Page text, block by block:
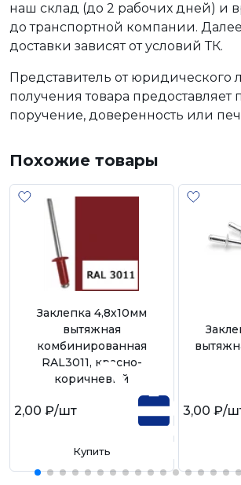
наш склад (до 2 рабочих дней) и
до транспортной компании.
доставки зависят от условий ТК.
Представитель от юридического
получения товара предоставляет
поручение, доверенность или
Похожие товары
Заклепка 4,8х10мм
вытяжная
комбинированная
RAL3011, красно-
коричневый
2,00 ₽/шт
Купить
3,00 ₽/